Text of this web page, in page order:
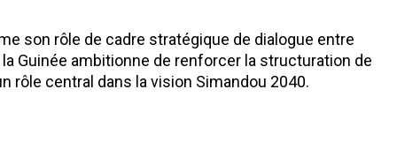
son rôle de cadre stratégique de dialogue entre
Guinée ambitionne de renforcer la structuration de
rôle central dans la vision Simandou 2040.